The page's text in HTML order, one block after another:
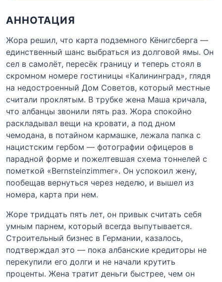
АННОТАЦИЯ
Жора решил, что карта подземного Кёнигсберга —
единственный шанс выбраться из долговой ямы. Он
сел в самолёт, пересёк границу и теперь стоял в
скромном номере гостиницы «Калининград», глядя
на недостроенный Дом Советов, который местные
считали проклятым. В трубке жена Маша кричала,
что албанцы звонили пять раз. Жора спокойно
раскладывал вещи на кровати, а под дном
чемодана, в потайном кармашке, лежала папка с
нацистским гербом — фотографии офицеров в
парадной форме и пожелтевшая схема тоннелей с
пометкой «Bernsteinzimmer». Он успокоил жену,
пообещав вернуться через неделю, и вышел из
номера, карта при нем.
Жоре тридцать пять лет, он привык считать себя
умным парнем, который всегда выпутывается.
Строительный бизнес в Германии, казалось,
подтверждал это — пока албанские кредиторы не
перекупили его долги и не начали крутить
проценты. Жена тратит деньги быстрее, чем он